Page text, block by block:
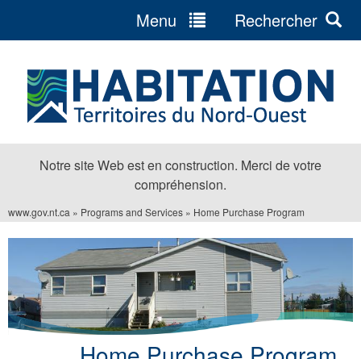
navigation
Notre site Web est en construction. Merci de votre
compréhension.
Menu Rechercher
Vous
êtes
ici
www.gov.nt.ca » Programs and Services » Home Purchase Program